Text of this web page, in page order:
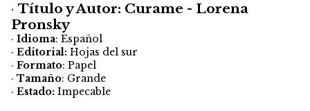
· Título y Autor: Curame - Lorena
Pronsky
· Idioma: Español
· Editorial: Hojas del sur
· Formato: Papel
· Tamaño: Grande
· Estado: Impecable